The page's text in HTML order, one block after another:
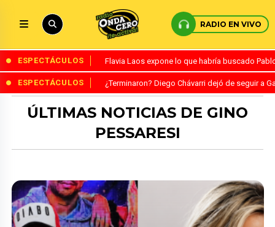
RADIO EN VIVO
ESPECTÁCULOS Flavia Laos expone lo que habría buscado
ESPECTÁCULOS ¿Terminaron? Diego Chávarri dejó de seguir a
ÚLTIMAS NOTICIAS DE GINO
PESSARESI